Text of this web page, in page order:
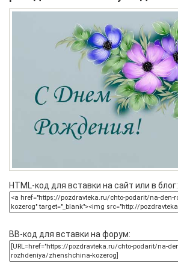
HTML-код для вставки на сайт или в блог:
BB-код для вставки на форум: